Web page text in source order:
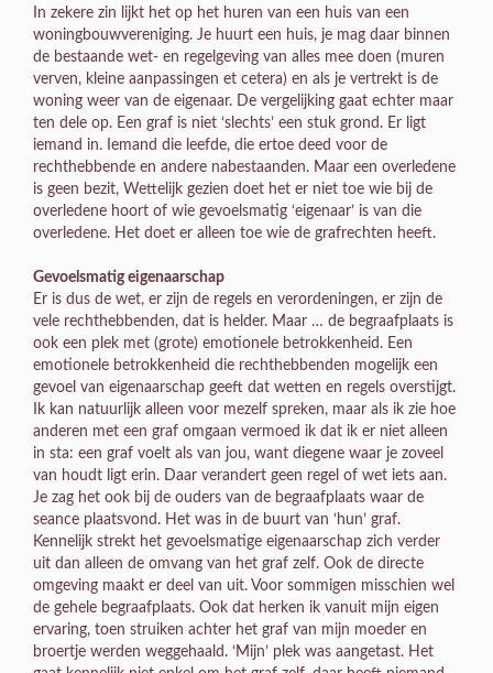
In zekere zin lijkt het op het huren van een huis van een
woningbouwvereniging. Je huurt een huis, je mag daar binnen
de bestaande wet- en regelgeving van alles mee doen (muren
verven, kleine aanpassingen et cetera) en als je vertrekt is de
woning weer van de eigenaar. De vergelijking gaat echter maar
ten dele op. Een graf is niet ‘slechts’ een stuk grond. Er ligt
iemand in. Iemand die leefde, die ertoe deed voor de
rechthebbende en andere nabestaanden. Maar een overledene
is geen bezit, Wettelijk gezien doet het er niet toe wie bij de
overledene hoort of wie gevoelsmatig ‘eigenaar’ is van die
overledene. Het doet er alleen toe wie de grafrechten heeft.
Gevoelsmatig eigenaarschap
Er is dus de wet, er zijn de regels en verordeningen, er zijn de
vele rechthebbenden, dat is helder. Maar … de begraafplaats is
ook een plek met (grote) emotionele betrokkenheid. Een
emotionele betrokkenheid die rechthebbenden mogelijk een
gevoel van eigenaarschap geeft dat wetten en regels overstijgt.
Ik kan natuurlijk alleen voor mezelf spreken, maar als ik zie hoe
anderen met een graf omgaan vermoed ik dat ik er niet alleen
in sta: een graf voelt als van jou, want diegene waar je zoveel
van houdt ligt erin. Daar verandert geen regel of wet iets aan.
Je zag het ook bij de ouders van de begraafplaats waar de
seance plaatsvond. Het was in de buurt van ‘hun’ graf.
Kennelijk strekt het gevoelsmatige eigenaarschap zich verder
uit dan alleen de omvang van het graf zelf. Ook de directe
omgeving maakt er deel van uit. Voor sommigen misschien wel
de gehele begraafplaats. Ook dat herken ik vanuit mijn eigen
ervaring, toen struiken achter het graf van mijn moeder en
broertje werden weggehaald. ‘Mijn’ plek was aangetast. Het